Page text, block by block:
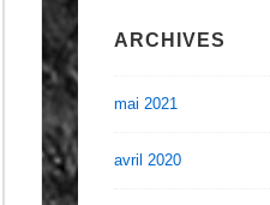
ARCHIVES
mai 2021
avril 2020